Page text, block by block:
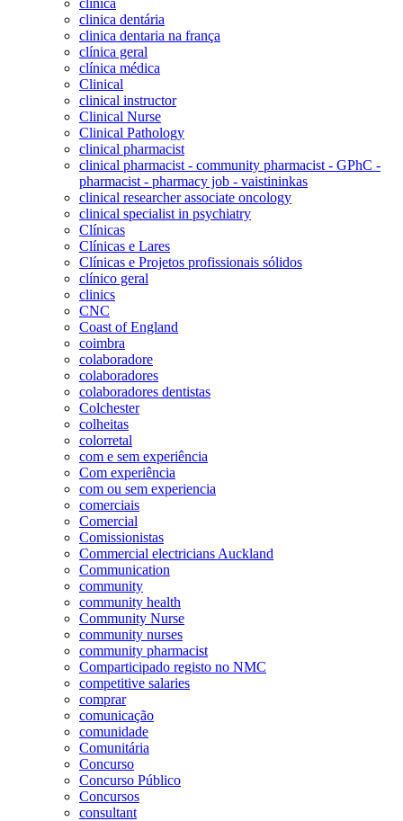
clinica dentária
clinica dentaria na frança
clínica geral
clínica médica
Clinical
clinical instructor
Clinical Nurse
Clinical Pathology
clinical pharmacist
clinical pharmacist - community pharmacist - GPhC -
pharmacist - pharmacy job - vaistininkas
clinical researcher associate oncology
clinical specialist in psychiatry
Clínicas
Clínicas e Lares
Clínicas e Projetos profissionais sólidos
clínico geral
clinics
CNC
Coast of England
coimbra
colaboradore
colaboradores
colaboradores dentistas
Colchester
colheitas
colorretal
com e sem experiência
Com experiência
com ou sem experiencia
comerciais
Comercial
Comissionistas
Commercial electricians Auckland
Communication
community
community health
Community Nurse
community nurses
community pharmacist
Comparticipado registo no NMC
competitive salaries
comprar
comunicação
comunidade
Comunitária
Concurso
Concurso Público
Concursos
consultant